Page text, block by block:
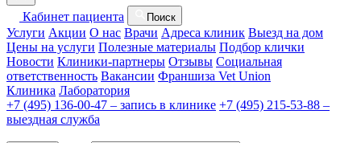
Кабинет пациента Поиск
Услуги Акции О нас Врачи Адреса клиник Выезд на дом
Цены на услуги Полезные материалы Подбор клички
Новости Клиники-партнеры Отзывы Социальная
ответственность Вакансии Франшиза Vet Union
Клиника Лаборатория
+7 (495) 136-00-47 – запись в клинике +7 (495) 215-53-88 –
выездная служба